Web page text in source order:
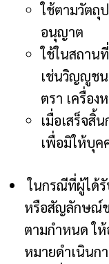
ใช้ตามวัตถุ
อนุญาต
ใช้ในสถาน
เช่นวิญญูช
ตรา เครื่อ
เมื่อเสร็จสิ้
เพื่อมิให้บุค
ในกรณีที่ผู้ได้รั
หรือสัญลักษณ์ข
ตามกำหนด ใ
หมายดำเนินก